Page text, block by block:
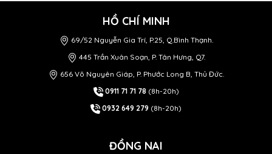
HỒ CHÍ MINH
69/52 Nguyễn Gia Trí, P.25, Q.Bình Thạnh.
445 Trần Xuân Soạn, P. Tân Hưng, Q7.
656 Võ Nguyên Giáp, P. Phước Long B, Thủ Đức.
0911 71 71 78 (8h-20h)
0932 649 279 (8h-20h)
ĐỒNG NAI